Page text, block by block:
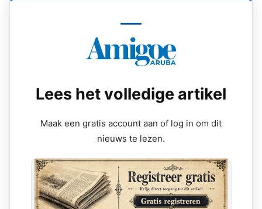
Lees het volledige artikel
Maak een gratis account aan of log in om dit
nieuws te lezen.